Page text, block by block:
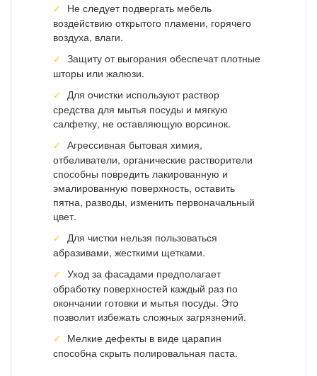
Не следует подвергать мебель
воздействию открытого пламени, горячего
воздуха, влаги.
Защиту от выгорания обеспечат плотные
шторы или жалюзи.
Для очистки используют раствор
средства для мытья посуды и мягкую
салфетку, не оставляющую ворсинок.
Агрессивная бытовая химия,
отбеливатели, органические растворители
способны повредить лакированную и
эмалированную поверхность, оставить
пятна, разводы, изменить первоначальный
цвет.
Для чистки нельзя пользоваться
абразивами, жесткими щетками.
Уход за фасадами предполагает
обработку поверхностей каждый раз по
окончании готовки и мытья посуды. Это
позволит избежать сложных загрязнений.
Мелкие дефекты в виде царапин
способна скрыть полировальная паста.